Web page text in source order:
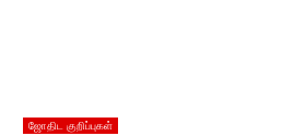
ஜோதிட குறிப்புகள்